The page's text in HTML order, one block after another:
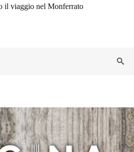
il viaggio nel Monferrato